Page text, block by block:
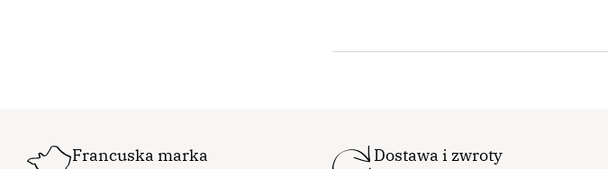
Francuska marka Dostawa i zwroty